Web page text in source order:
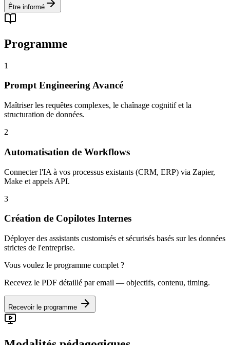
Être informé
Programme
1
Prompt Engineering Avancé
Maîtriser les requêtes complexes, le chaînage cognitif et la
structuration de données.
2
Automatisation de Workflows
Connecter l'IA à vos processus existants (CRM, ERP) via Zapier,
Make et appels API.
3
Création de Copilotes Internes
Déployer des assistants customisés et sécurisés basés sur les données
strictes de l'entreprise.
Vous voulez le programme complet ?
Recevez le PDF détaillé par email — objectifs, contenu, timing.
Recevoir le programme